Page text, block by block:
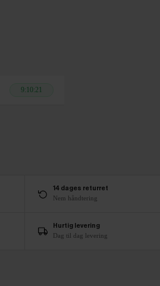
9:10:20
14 dages returret
Nem håndtering
Hurtig levering
Dag til dag levering